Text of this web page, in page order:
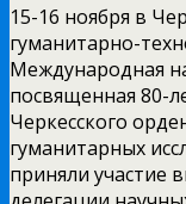
15-16 ноября в
гуманитарно-
Международная
посвященная 80-
Черкесского
гуманитарных
приняли участие